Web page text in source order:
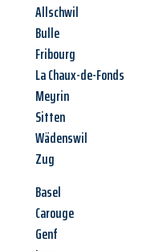
Allschwil
Bulle
Fribourg
La Chaux-de-Fonds
Meyrin
Sitten
Wädenswil
Zug
Basel
Carouge
Genf